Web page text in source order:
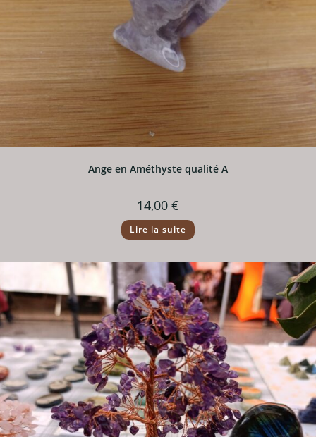
Ange en Améthyste qualité A
14,00 €
Lire la suite